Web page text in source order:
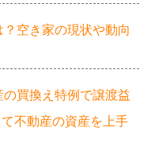
空き家の現状や動向
の買換え特例で譲渡益
不動産の資産を上手